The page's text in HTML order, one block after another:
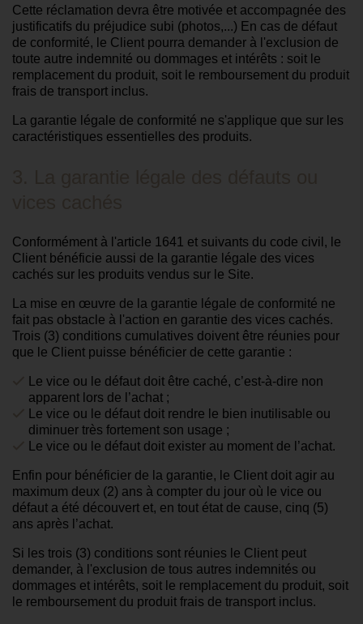
Cette réclamation devra être motivée et accompagnée des
justificatifs du préjudice subi (photos,...) En cas de défaut
de conformité, le Client pourra demander à l'exclusion de
toute autre indemnité ou dommages et intérêts : soit le
remplacement du produit, soit le remboursement du produit
frais de transport inclus.
La garantie légale de conformité ne s'applique que sur les
caractéristiques essentielles des produits.
Conformément à l'article 1641 et suivants du code civil, le
Client bénéficie aussi de la garantie légale des vices
cachés sur les produits vendus sur le Site.
La mise en œuvre de la garantie légale de conformité ne
fait pas obstacle à l'action en garantie des vices cachés.
Trois (3) conditions cumulatives doivent être réunies pour
que le Client puisse bénéficier de cette garantie :
Le vice ou le défaut doit être caché, c’est-à-dire non
apparent lors de l’achat ;
Le vice ou le défaut doit rendre le bien inutilisable ou
diminuer très fortement son usage ;
Le vice ou le défaut doit exister au moment de l’achat.
Enfin pour bénéficier de la garantie, le Client doit agir au
maximum deux (2) ans à compter du jour où le vice ou
défaut a été découvert et, en tout état de cause, cinq (5)
ans après l’achat.
Si les trois (3) conditions sont réunies le Client peut
demander, à l'exclusion de tous autres indemnités ou
dommages et intérêts, soit le remplacement du produit, soit
le remboursement du produit frais de transport inclus.